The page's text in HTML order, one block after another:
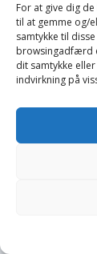
For at give dig
til at gemme og/
samtykke til
browsingadfærd
dit samtykke
indvirkning på